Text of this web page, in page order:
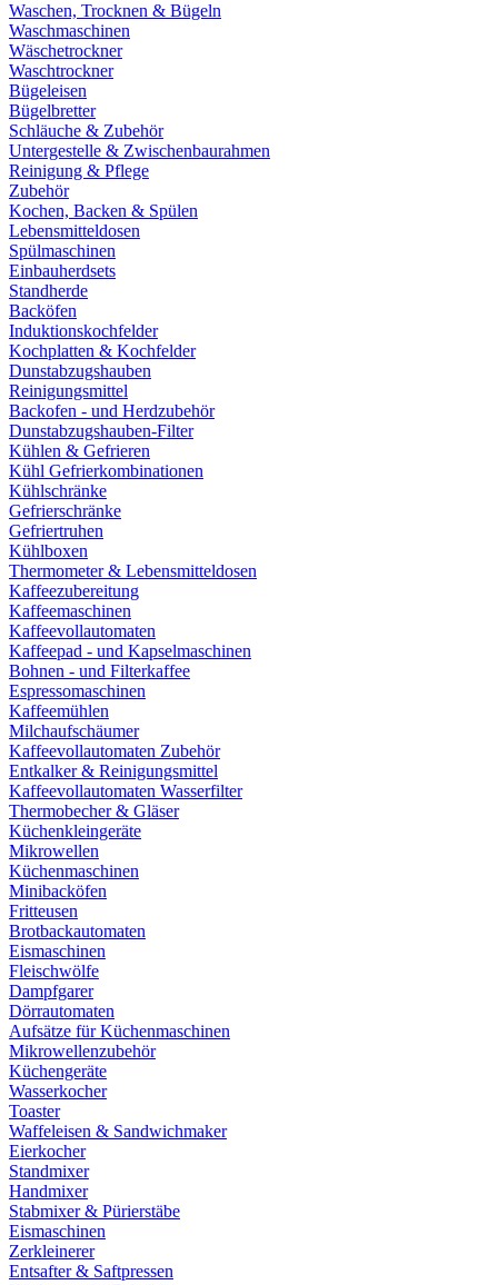
Waschen, Trocknen & Bügeln
Waschmaschinen
Wäschetrockner
Waschtrockner
Bügeleisen
Bügelbretter
Schläuche & Zubehör
Untergestelle & Zwischenbaurahmen
Reinigung & Pflege
Zubehör
Kochen, Backen & Spülen
Lebensmitteldosen
Spülmaschinen
Einbauherdsets
Standherde
Backöfen
Induktionskochfelder
Kochplatten & Kochfelder
Dunstabzugshauben
Reinigungsmittel
Backofen - und Herdzubehör
Dunstabzugshauben-Filter
Kühlen & Gefrieren
Kühl Gefrierkombinationen
Kühlschränke
Gefrierschränke
Gefriertruhen
Kühlboxen
Thermometer & Lebensmitteldosen
Kaffeezubereitung
Kaffeemaschinen
Kaffeevollautomaten
Kaffeepad - und Kapselmaschinen
Bohnen - und Filterkaffee
Espressomaschinen
Kaffeemühlen
Milchaufschäumer
Kaffeevollautomaten Zubehör
Entkalker & Reinigungsmittel
Kaffeevollautomaten Wasserfilter
Thermobecher & Gläser
Küchenkleingeräte
Mikrowellen
Küchenmaschinen
Minibacköfen
Fritteusen
Brotbackautomaten
Eismaschinen
Fleischwölfe
Dampfgarer
Dörrautomaten
Aufsätze für Küchenmaschinen
Mikrowellenzubehör
Küchengeräte
Wasserkocher
Toaster
Waffeleisen & Sandwichmaker
Eierkocher
Standmixer
Handmixer
Stabmixer & Pürierstäbe
Eismaschinen
Zerkleinerer
Entsafter & Saftpressen